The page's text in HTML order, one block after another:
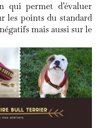
qui permet d’évaluer
les points du standard
mais aussi sur le